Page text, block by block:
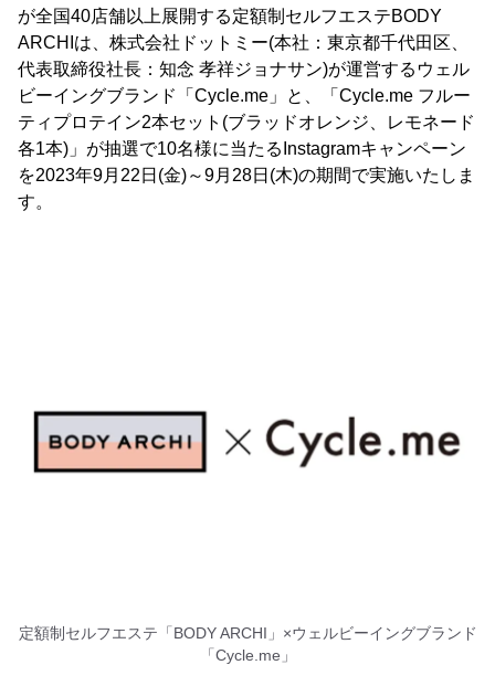
が全国40店舗以上展開する定額制セルフエステBODY
ARCHIは、株式会社ドットミー(本社：東京都千代田区、
代表取締役社長：知念 孝祥ジョナサン)が運営するウェル
ビーイングブランド「Cycle.me」と、「Cycle.me フルー
ティプロテイン2本セット(ブラッドオレンジ、レモネード
各1本)」が抽選で10名様に当たるInstagramキャンペーン
を2023年9月22日(金)～9月28日(木)の期間で実施いたしま
す。
定額制セルフエステ「BODY ARCHI」×ウェルビーイングブランド
「Cycle.me」